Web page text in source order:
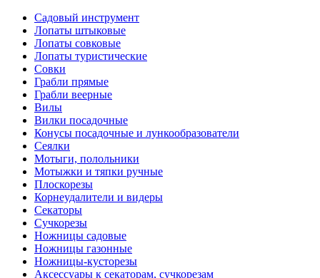
Садовый инструмент
Лопаты штыковые
Лопаты совковые
Лопаты туристические
Совки
Грабли прямые
Грабли веерные
Вилы
Вилки посадочные
Конусы посадочные и лункообразователи
Сеялки
Мотыги, полольники
Мотыжки и тяпки ручные
Плоскорезы
Корнеудалители и видеры
Секаторы
Сучкорезы
Ножницы садовые
Ножницы газонные
Ножницы-кусторезы
Аксессуары к секаторам, сучкорезам